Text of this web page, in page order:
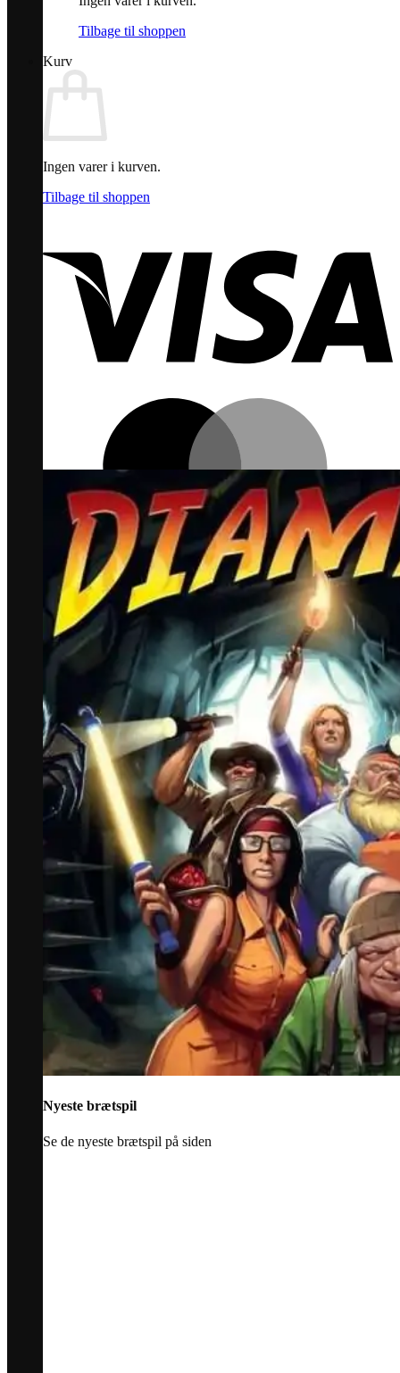
Tilbage til shoppen
Kurv
Ingen varer i kurven.
Tilbage til shoppen
Nyeste brætspil
Se de nyeste brætspil på siden